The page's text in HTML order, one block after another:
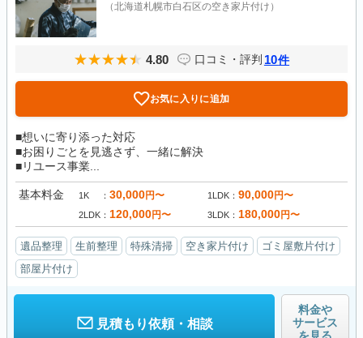
（北海道札幌市白石区の空き家片付け）
4.80 口コミ・評判 10件
お気に入りに追加
■想いに寄り添った対応
■お困りごとを見逃さず、一緒に解決
■リユース事業...
基本料金 1K 30,000円〜 1LDK 90,000円〜
2LDK 120,000円〜 3LDK 180,000円〜
遺品整理 生前整理 特殊清掃 空き家片付け
ゴミ屋敷片付け
部屋片付け
見積もり依頼・相談
料金や
サービス